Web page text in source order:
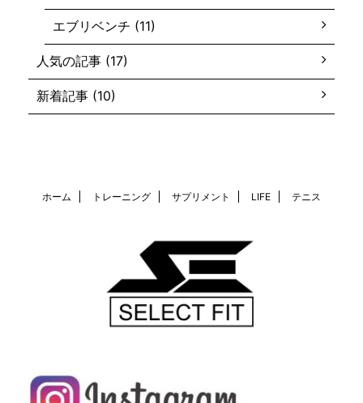
エブリベンチ (11)
人気の記事 (17)
新着記事 (10)
ホーム トレーニング サプリメント LIFE テニス